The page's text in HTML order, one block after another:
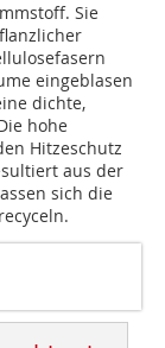
Sie
eingeblasen
dichte,
hohe
Hitzeschutz
aus der
sich die